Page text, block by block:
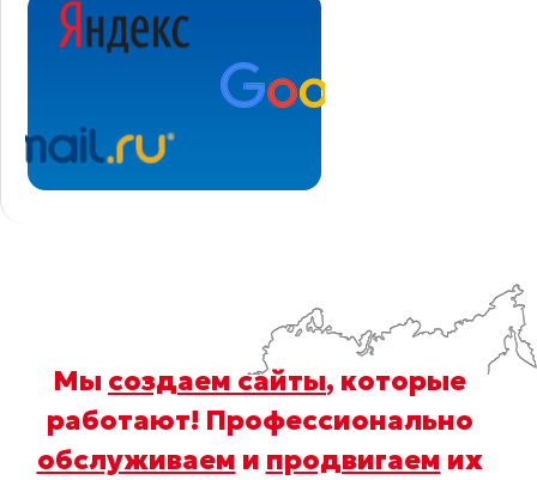
Мы создаем сайты, которые
работают! Профессионально
обслуживаем и продвигаем их